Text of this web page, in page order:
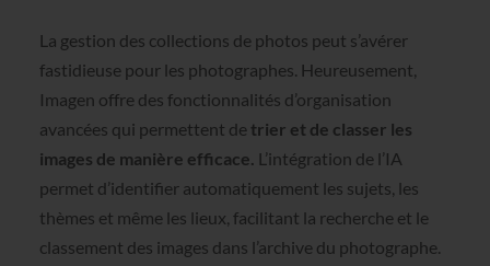
La gestion des collections de photos peut s’avérer
fastidieuse pour les photographes. Heureusement,
Imagen offre des fonctionnalités d’organisation
avancées qui permettent de trier et de classer les
images de manière efficace. L’intégration de l’IA
permet d’identifier automatiquement les sujets, les
thèmes et même les lieux, facilitant la recherche et le
classement des images dans l’archive du photographe.